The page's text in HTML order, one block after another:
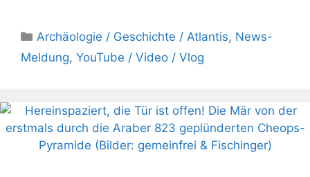
Kategorien
Archäologie / Geschichte / Atlantis, News-
Meldung, YouTube / Video / Vlog